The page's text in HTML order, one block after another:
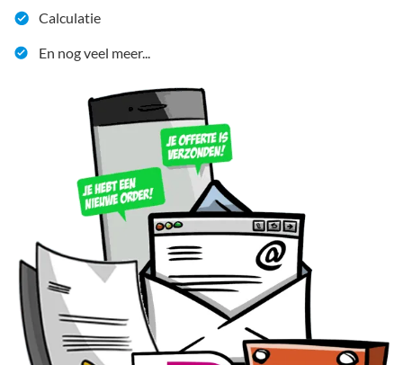
Calculatie
En nog veel meer...